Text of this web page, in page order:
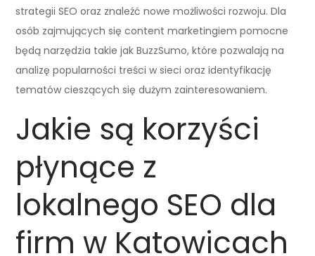
strategii SEO oraz znaleźć nowe możliwości rozwoju. Dla
osób zajmujących się content marketingiem pomocne
będą narzędzia takie jak BuzzSumo, które pozwalają na
analizę popularności treści w sieci oraz identyfikację
tematów cieszących się dużym zainteresowaniem.
Jakie są korzyści
płynące z
lokalnego SEO dla
firm w Katowicach